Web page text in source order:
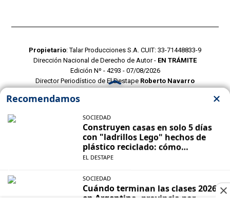
Propietario: Talar Producciones S.A. CUIT: 33-71448833-9
Dirección Nacional de Derecho de Autor - EN TRÁMITE
Edición Nº - 4293 - 07/08/2026
Director Periodístico de El Destape Roberto Navarro
POLITICAS DE PRIVACIDAD
CONTACTO COMERCIAL
CONTACTO EDITORIAL
Mustang Cloud- CMS para portales de noticias